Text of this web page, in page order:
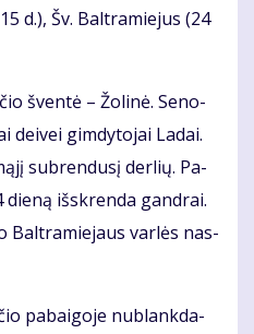
d.), Šv. Bal­tra­mie­jus (24
šven­tė – Žo­li­nė. Se­no­
dei­vei gim­dy­to­jai La­dai.
su­bren­du­sį der­lių. Pa­
iš­skren­da gan­drai.
Bal­tra­mie­jaus var­lės nas­
pa­bai­go­je nu­blank­da­